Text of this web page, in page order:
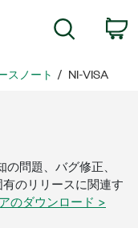
スノート NI-VISA
問題、バグ修正、
のリリースに関連す
のダウンロード >